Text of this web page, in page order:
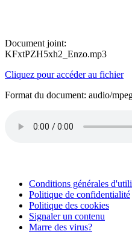
Document joint:
KFxtPZH5xh2_Enzo.mp3
Cliquez pour accéder au fichier
Format du document: audio/
Conditions générales
Politique de confidentialité
Politique des cookies
Signaler un contenu
Marre des virus?